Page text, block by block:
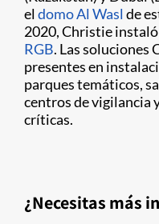
eldomo Al Wasl de
2020, Christie
RGB. Las soluciones
presentes en
parques temáticos,
centros de vigilancia
críticas.
¿Necesitas más